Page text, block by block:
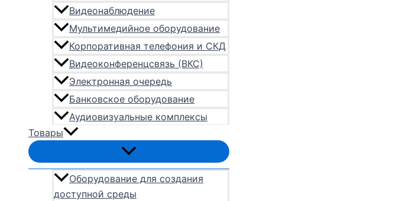
Видеонаблюдение
Мультимедийное оборудование
Корпоративная телефония и СКД
Видеоконференцсвязь (ВКС)
Электронная очередь
Банковское оборудование
Аудиовизуальные комплексы
Товары
Оборудование для создания
доступной среды